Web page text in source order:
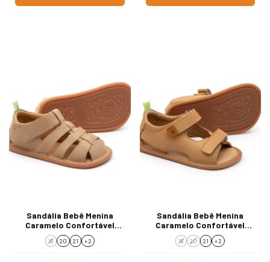
Sandália Bebê Menina
Caramelo Confortável
AE.SAN1.2875
19 20 21 + 2
Sandália Bebê Menina
Caramelo Confortável
AE.EXP2.2994
19 20 21 + 2